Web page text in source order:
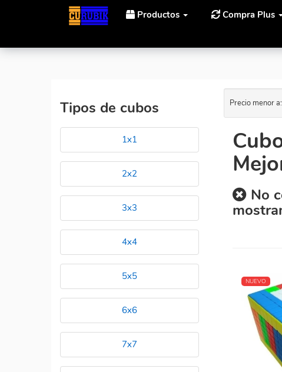
Productos Compra Plus
Tipos de cubos
1x1
2x2
3x3
4x4
5x5
6x6
7x7
Precio menor a:
No
NUEVO